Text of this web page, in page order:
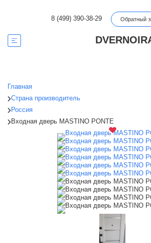
8 (499) 390-38-29 Обратный
Главная
Страна производитель
Россия
Входная дверь MASTINO PONTE